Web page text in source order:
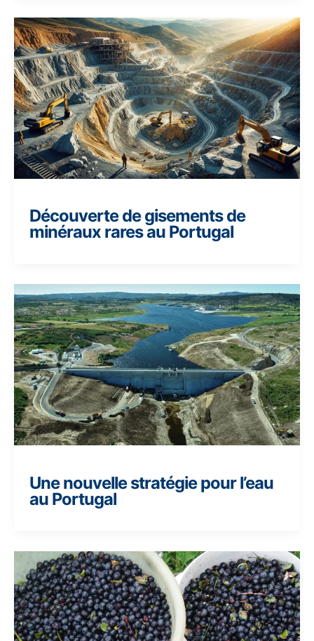
Découverte de gisements de
minéraux rares au Portugal
Une nouvelle stratégie pour l’eau
au Portugal